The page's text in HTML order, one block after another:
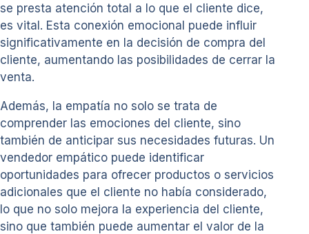
se presta atención total a lo que el cliente dice,
es vital. Esta conexión emocional puede influir
significativamente en la decisión de compra del
cliente, aumentando las posibilidades de cerrar la
venta.
Además, la empatía no solo se trata de
comprender las emociones del cliente, sino
también de anticipar sus necesidades futuras. Un
vendedor empático puede identificar
oportunidades para ofrecer productos o servicios
adicionales que el cliente no había considerado,
lo que no solo mejora la experiencia del cliente,
sino que también puede aumentar el valor de la